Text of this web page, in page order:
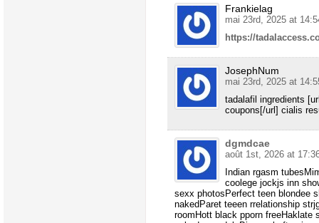
Frankielag
mai 23rd, 2025 at
https://
JosephNum
mai 23rd, 2025 at
tadalafil ingredients
coupons[/url] cialis
dgmdcae
août 1st, 2026 at
Indian rgasm
coolege jockjs inn
sexx photosPerfect teen blondee
nakedParet teeen rrelationship
roomHott black pporn freeHaklate